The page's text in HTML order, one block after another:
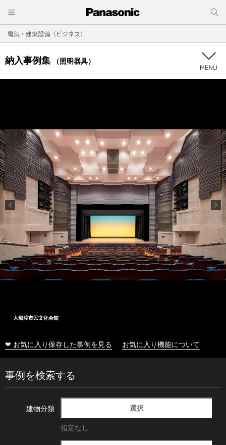
電気・建築設備（ビジネス）
納入事例集 （照明器具）
大船渡市民文化会館
❤ お気に入り保存した事例を見る お気に入り機能について
事例を検索する
建物分類 選択
指定なし